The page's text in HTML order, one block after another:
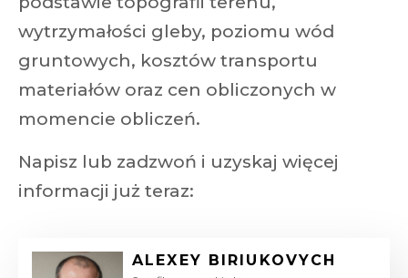
wytrzymałości gleby, poziomu wód
gruntowych, kosztów transportu
materiałów oraz cen obliczonych w
momencie obliczeń.
Napisz lub zadzwoń i uzyskaj więcej
informacji już teraz:
ALEXEY BIRIUKOVYCH